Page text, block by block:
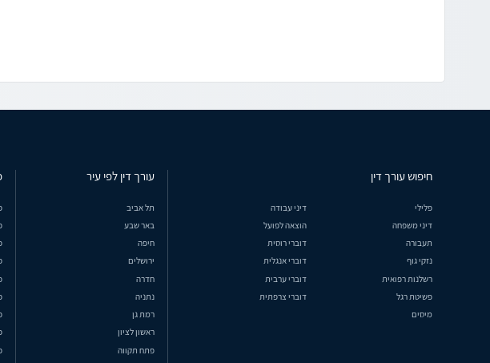
חיפוש עורך דין
פלילי
דיני עבודה
דיני משפחה
הוצאה לפועל
תעבורה
דוברי רוסית
נזקי גוף
דוברי אנגלית
רשלנות רפואית
דוברי ערבית
פשיטת רגל
דוברי צרפתית
מיסים
עורך דין לפי עיר
תל אביב
באר שבע
חיפה
ירושלים
חדרה
נתניה
רמת גן
ראשון לציון
פתח תקווה